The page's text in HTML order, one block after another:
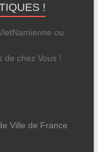
!
ou
de chez Vous !
Ville de France